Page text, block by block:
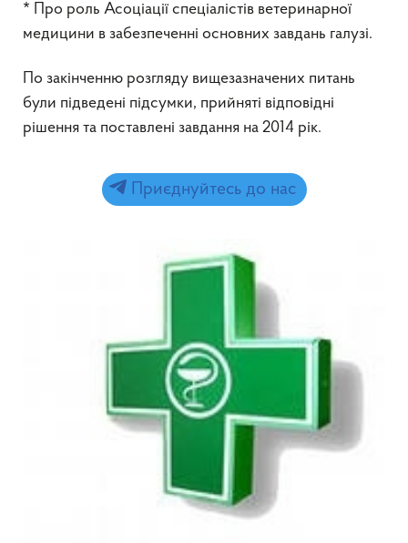
* Про роль Асоціації спеціалістів ветеринарної
медицини в забезпеченні основних завдань галузі.
По закінченню розгляду вищезазначених питань
були підведені підсумки, прийняті відповідні
рішення та поставлені завдання на 2014 рік.
Приєднуйтесь до нас